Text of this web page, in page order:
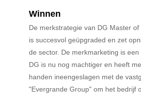
Winnen
De merkstrategie van DG Master of
is succesvol geüpgraded en zet
de sector. De merkmarketing is
DG is nu nog machtiger en heeft
handen ineengeslagen met de
"Evergrande Group" om het bedrijf